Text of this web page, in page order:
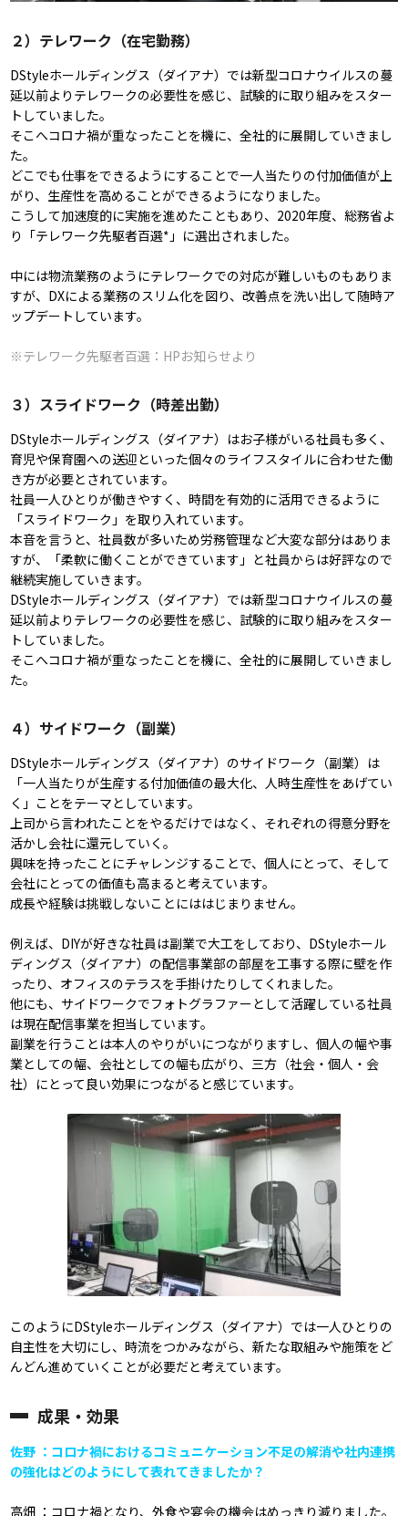
２）テレワーク（在宅勤務）
DStyleホールディングス（ダイアナ）では新型コロナウイルスの蔓
延以前よりテレワークの必要性を感じ、試験的に取り組みをスター
トしていました。
そこへコロナ禍が重なったことを機に、全社的に展開していきまし
た。
どこでも仕事をできるようにすることで一人当たりの付加価値が上
がり、生産性を高めることができるようになりました。
こうして加速度的に実施を進めたこともあり、2020年度、総務省よ
り「テレワーク先駆者百選*」に選出されました。
中には物流業務のようにテレワークでの対応が難しいものもありま
すが、DXによる業務のスリム化を図り、改善点を洗い出して随時ア
ップデートしています。
※テレワーク先駆者百選： HPお知らせより
３）スライドワーク（時差出勤）
DStyleホールディングス（ダイアナ）はお子様がいる社員も多く、
育児や保育園への送迎といった個々のライフスタイルに合わせた働
き方が必要とされています。
社員一人ひとりが働きやすく、時間を有効的に活用できるように
「スライドワーク」を取り入れています。
本音を言うと、社員数が多いため労務管理など大変な部分はありま
すが、「柔軟に働くことができています」と社員からは好評なので
継続実施していきます。
DStyleホールディングス（ダイアナ）では新型コロナウイルスの蔓
延以前よりテレワークの必要性を感じ、試験的に取り組みをスター
トしていました。
そこへコロナ禍が重なったことを機に、全社的に展開していきまし
た。
４）サイドワーク（副業）
DStyleホールディングス（ダイアナ）のサイドワーク（副業）は
「一人当たりが生産する付加価値の最大化、人時生産性をあげてい
く」ことをテーマとしています。
上司から言われたことをやるだけではなく、それぞれの得意分野を
活かし会社に還元していく。
興味を持ったことにチャレンジすることで、個人にとって、そして
会社にとっての価値も高まると考えています。
成長や経験は挑戦しないことにははじまりません。
例えば、DIYが好きな社員は副業で大工をしており、DStyleホール
ディングス（ダイアナ）の配信事業部の部屋を工事する際に壁を作
ったり、オフィスのテラスを手掛けたりしてくれました。
他にも、サイドワークでフォトグラファーとして活躍している社員
は現在配信事業を担当しています。
副業を行うことは本人のやりがいにつながりますし、個人の幅や事
業としての幅、会社としての幅も広がり、三方（社会・個人・会
社）にとって良い効果につながると感じています。
このようにDStyleホールディングス（ダイアナ）では一人ひとりの
自主性を大切にし、時流をつかみながら、新たな取組みや施策をど
んどん進めていくことが必要だと考えています。
成果・効果
佐野 ：コロナ禍におけるコミュニケーション不足の解消や社内連携
の強化はどのようにして表れてきましたか？
高畑 ：コロナ禍となり、外食や宴会の機会はめっきり減りました。